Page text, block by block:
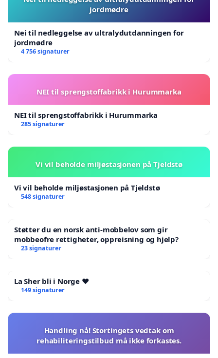
jordmødre
Nei til nedleggelse av ultralydutdanningen for
jordmødre
4 756 signaturer
NEI til sprengstoffabrikk i Hurummarka
NEI til sprengstoffabrikk i Hurummarka
285 signaturer
Vi vil beholde miljøstasjonen på Tjeldstø
Vi vil beholde miljøstasjonen på Tjeldstø
548 signaturer
Støtter du en norsk anti-mobbelov som gir
mobbeofre rettigheter, oppreisning og hjelp?
23 signaturer
La Sher bli i Norge ❤️
149 signaturer
Handling nå! Stortingets vedtak om
rehabiliteringstilbud må ikke forkastes.